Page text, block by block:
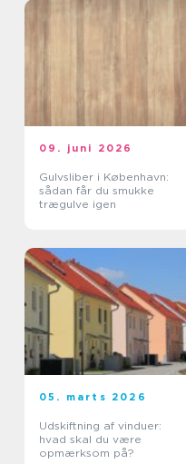
09. juni 2026
Gulvsliber i København:
sådan får du smukke
trægulve igen
05. marts 2026
Udskiftning af vinduer:
hvad skal du være
opmærksom på?